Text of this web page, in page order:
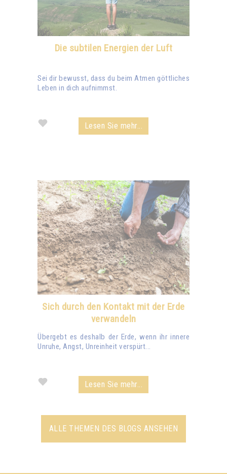
Die subtilen Energien der Luft
Sei dir bewusst, dass du beim Atmen göttliches
Leben in dich aufnimmst.
Lesen Sie mehr...
Sich durch den Kontakt mit der Erde
verwandeln
Übergebt es deshalb der Erde, wenn ihr innere
Unruhe, Angst, Unreinheit verspürt...
Lesen Sie mehr...
ALLE THEMEN DES BLOGS ANSEHEN